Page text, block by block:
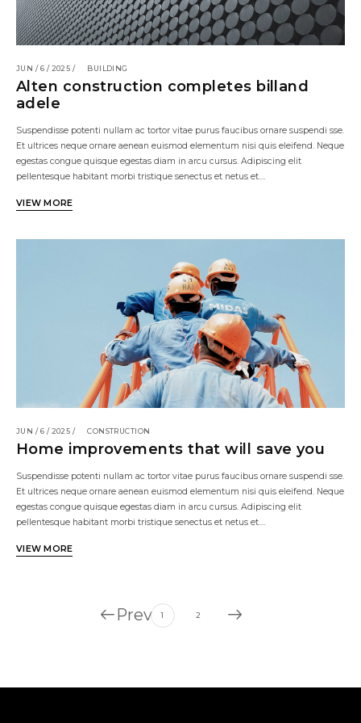
JUN / 6 / 2025 / BUILDING
Alten construction completes billand
adele
Suspendisse potenti nullam ac tortor vitae purus faucibus ornare suspendi sse.
Et ultrices neque ornare aenean euismod elementum nisi quis eleifend. Neque
egestas congue quisque egestas diam in arcu cursus. Adipiscing elit
pellentesque habitant morbi tristique senectus et netus et.…
VIEW MORE
JUN / 6 / 2025 / CONSTRUCTION
Home improvements that will save you
Suspendisse potenti nullam ac tortor vitae purus faucibus ornare suspendi sse.
Et ultrices neque ornare aenean euismod elementum nisi quis eleifend. Neque
egestas congue quisque egestas diam in arcu cursus. Adipiscing elit
pellentesque habitant morbi tristique senectus et netus et.…
VIEW MORE
Prev 1 2